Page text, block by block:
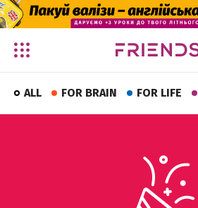
ALL FOR BRAIN FOR LIFE